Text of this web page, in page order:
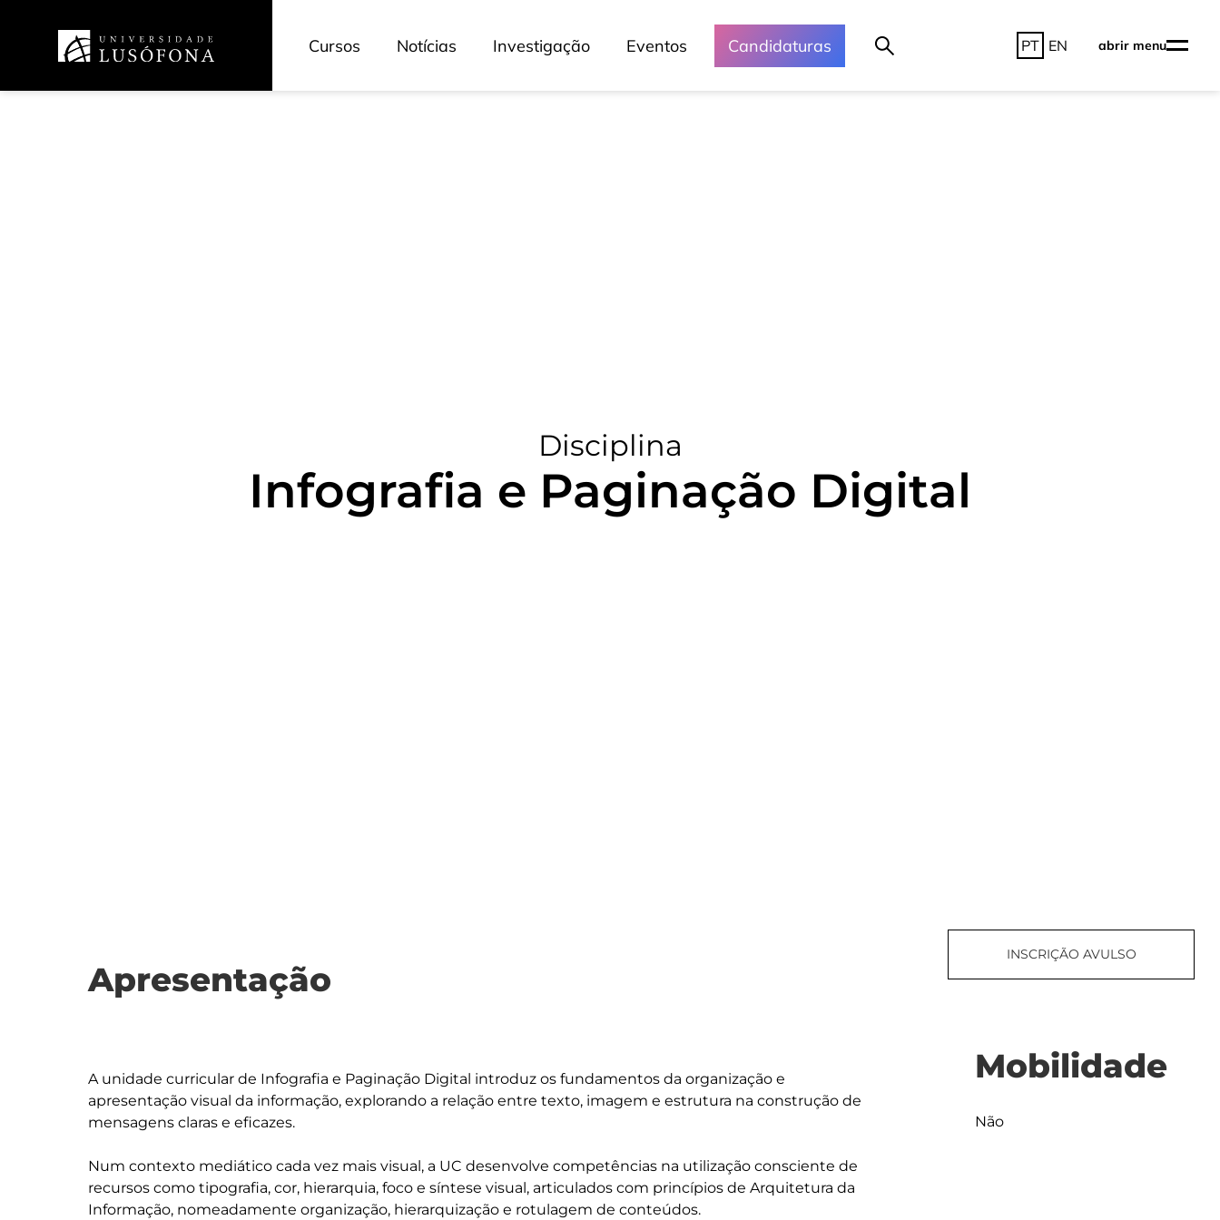
Cursos Notícias Investigação Eventos Candidaturas PT EN abrir menu
Disciplina
Infografia e Paginação Digital
Apresentação
A unidade curricular de Infografia e Paginação Digital introduz os fundamentos da organização e
apresentação visual da informação, explorando a relação entre texto, imagem e estrutura na construção de
mensagens claras e eficazes.
Num contexto mediático cada vez mais visual, a UC desenvolve competências na utilização consciente de
recursos como tipografia, cor, hierarquia, foco e síntese visual, articulados com princípios de Arquitetura da
Informação, nomeadamente organização, hierarquização e rotulagem de conteúdos.
INSCRIÇÃO AVULSO
Mobilidade
Não